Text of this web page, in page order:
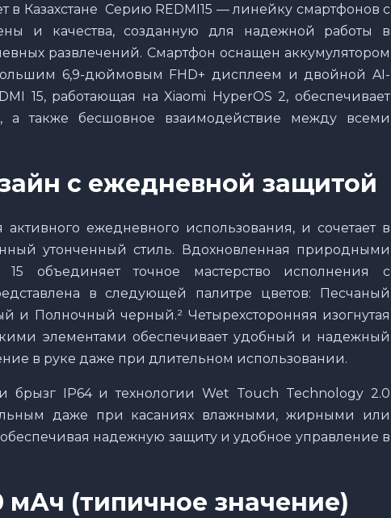
в Казахстане Серию REDMI15 — линейку смартфонов с
и качества, созданную для надежной работы в
развлечений. Смартфон оснащен аккумулятором
6,9-дюймовым FHD+ дисплеем и двойной AI-
15, работающая на Xiaomi HyperOS 2, обеспечивает
а также бесшовное взаимодействие между всеми
с ежедневной защитой
ежедневного использования, и сочетает в
утонченный стиль. Вдохновленная природными
объединяет точное мастерство исполнения с
в следующей палитре цветов: Песчаный
и Полночный черный.² Четырехсторонняя изогнутая
элементами обеспечивает удобный и надежный
в руке даже при длительном использовании.
брызг IP64 и технологии Wet Touch Technology 2.0
даже при касаниях влажными, жирными или
надежную защиту и удобное управление в
(типичное значение)